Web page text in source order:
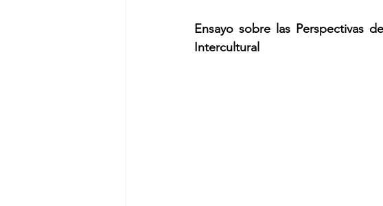
Ensayo sobre las Perspectivas
Intercultural